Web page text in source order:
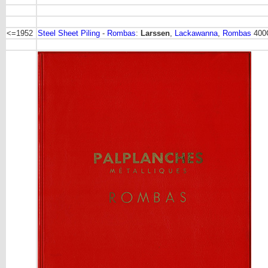
<=1952 Steel Sheet Piling - Rombas: Larssen, Lackawanna, Rombas